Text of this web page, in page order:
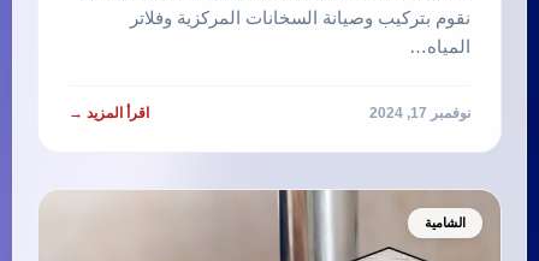
نقوم بتركيب وصيانة السخانات المركزية وفلاتر
المياه…
نوفمبر 17, 2024 اقرأ المزيد →
الشامية